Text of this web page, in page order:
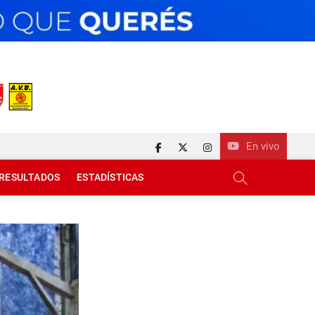
En vivo
facebook
twitterinstagram
RESULTADOS ESTADÍSTICAS